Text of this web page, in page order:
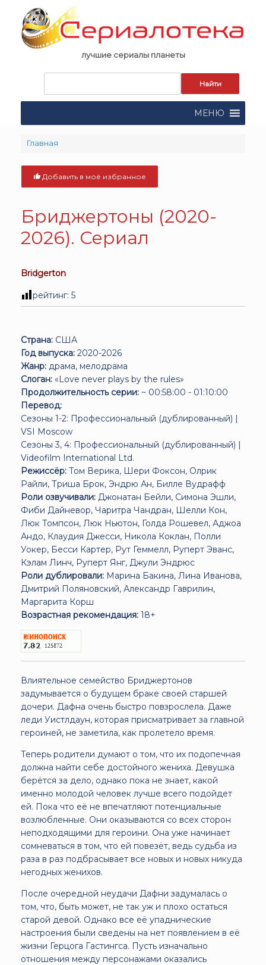
content
лучшие сериалы планеты
поиска:
МЕНЮ
Главная
Добавить в моё избранное
Бриджертоны (2020-
2026). Сериал
Bridgerton
рейтинг: 5
Страна: США
Год выпуска: 2020-2026
Жанр: драма, мелодрама
Слоган: «Love never plays by the rules»
Продолжительность серии: ~ 00:58:00 - 01:10:00
Перевод:
Сезоны 1-2: Профессиональный (дублированный) |
VSI Moscow
Сезоны 3, 4: Профессиональный (дублированный) |
Videofilm International Ltd.
Режиссёр: Том Верика, Шери Фоксон, Олрик
Райли, Триша Брок, Эндрю Ан, Билле Вудрафф
Роли озвучивали: Джонатан Бейли, Симона Эшли,
Фиби Дайневор, Чаритра Чандран, Шелли Кон,
Люк Томпсон, Люк Ньютон, Голда Рошевел, Аджоа
Андо, Клаудия Джесси, Никола Коклан, Полли
Уокер, Бесси Картер, Рут Геммелл, Руперт Эванс,
Кэлам Линч, Руперт Янг, Джули Эндрюс
Роли дублировали: Марина Бакина, Лина Иванова,
Дмитрий Поляновский, Александр Гаврилин,
Маргарита Корш
Возрастная рекомендация: 18+
Влиятельное семейство Бриджертонов
задумывается о будущем браке своей старшей
дочери. Дафна очень быстро повзрослела. Даже
леди Уистлдаун, которая присматривает за главной
героиней, не заметила, как пролетело время.
Теперь родители думают о том, что их подопечная
должна найти себе достойного жениха. Девушка
берётся за дело, однако пока не знает, какой
именно молодой человек лучше всего подойдет
ей. Пока что её не впечатляют потенциальные
возлюбленные. Они оказываются со всех сторон
неподходящими для героини. Она уже начинает
сомневаться в том, что ей повезёт, ведь судьба из
раза в раз подбрасывает все новых и новых никуда
негодных женихов.
После очередной неудачи Дафни задумалась о
том, что, быть может, не так уж и плохо остаться
старой девой. Однако все её упаднические
настроения были сведены на нет появлением в её
жизни Герцога Гастингса. Пусть изначально
отношения между персонажами оказались